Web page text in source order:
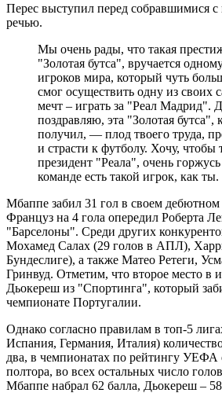
Перес выступил перед собравшимися с
речью.
Мы очень рады, что такая
"Золотая бутса", вручается
игроков мира, который чуть
смог осуществить одну из своих
мечт – играть за "Реал Мадрид".
поздравляю, эта "Золотая бутса",
получил, — плод твоего труда,
и страсти к футболу. Хочу, чтобы
президент "Реала", очень
команде есть такой игрок, как ты.
Мбаппе забил 31 гол в своем
Француз на 4 гола опередил Роберта
"Барселоны". Среди других
Мохамед Салах (29 голов в АПЛ),
Бундеслиге), а также Матео Ретеги,
Гринвуд. Отметим, что второе место в
Дьокереш из "Спортинга", который
чемпионате Португалии.
Однако согласно правилам в топ-5
Испания, Германия, Италия)
два, в чемпионатах по рейтингу УЕФА
полтора, во всех остальных число
Мбаппе набрал 62 балла, Дьокереш –